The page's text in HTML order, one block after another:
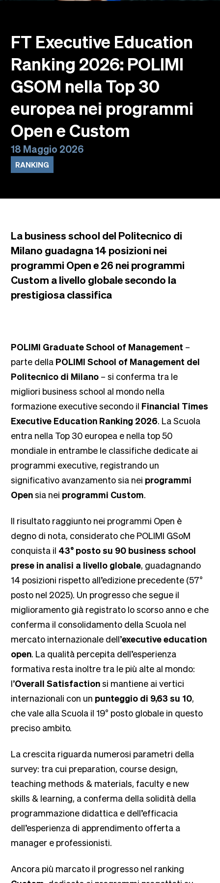
Highlights
Dove siamo
Italiano
English
FT Executive Education
Ranking 2026: POLIMI
GSOM nella Top 30
europea nei programmi
Open e Custom
18 Maggio 2026
RANKING
La business school del Politecnico di
Milano guadagna 14 posizioni nei
programmi Open e 26 nei programmi
Custom a livello globale secondo la
prestigiosa classifica
POLIMI Graduate School of Management –
parte della POLIMI School of Management del
Politecnico di Milano – si conferma tra le
migliori business school al mondo nella
formazione executive secondo il Financial Times
Executive Education Ranking 2026. La Scuola
entra nella Top 30 europea e nella top 50
mondiale in entrambe le classifiche dedicate ai
programmi executive, registrando un
significativo avanzamento sia nei programmi
Opensia nei programmi Custom.
Il risultato raggiunto nei programmi Open è
degno di nota, considerato che POLIMI GSoM
conquista il 43° posto su 90 business school
prese in analisi a livello globale, guadagnando
14 posizioni rispetto all’edizione precedente (57°
posto nel 2025). Un progresso che segue il
miglioramento già registrato lo scorso anno e che
conferma il consolidamento della Scuola nel
mercato internazionale dell’executive education
open. La qualità percepita dell’esperienza
formativa resta inoltre tra le più alte al mondo:
l’Overall Satisfactionsi mantiene ai vertici
internazionali con un punteggio di 9,63 su 10,
che vale alla Scuola il 19° posto globale in questo
preciso ambito.
La crescita riguarda numerosi parametri della
survey: tra cui preparation, course design,
teaching methods & materials, faculty e new
skills & learning, a conferma della solidità della
programmazione didattica e dell’efficacia
dell’esperienza di apprendimento offerta a
manager e professionisti.
Ancora più marcato il progresso nel ranking